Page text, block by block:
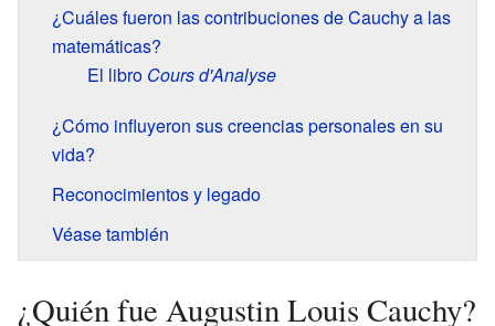
¿Cuáles fueron las contribuciones de Cauchy a las
matemáticas?
El libro Cours d'Analyse
¿Cómo influyeron sus creencias personales en su
vida?
Reconocimientos y legado
Véase también
¿Quién fue Augustin Louis Cauchy?